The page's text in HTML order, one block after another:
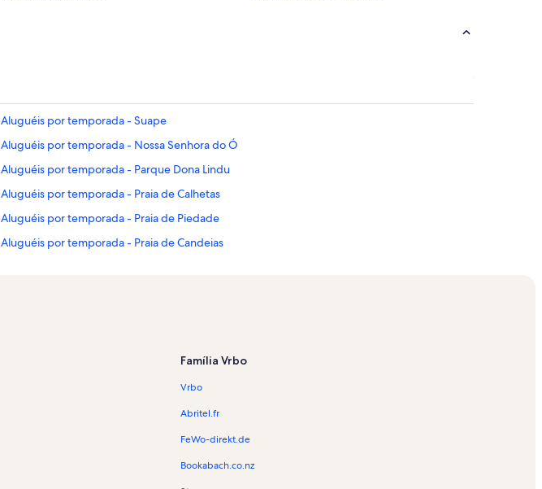
Aluguéis por temporada - Suape
Aluguéis por temporada - Nossa Senhora do Ó
Aluguéis por temporada - Parque Dona Lindu
Aluguéis por temporada - Praia de Calhetas
Aluguéis por temporada - Praia de Piedade
Aluguéis por temporada - Praia de Candeias
Aluguéis por temporada - Parque Santos Dumont
Aluguéis por temporada - Tamandaré
Aluguéis por temporada - Toquinho
Aluguéis por temporada - Projeto Hippocampus
Família Vrbo
Vrbo
Abritel.fr
FeWo-direkt.de
Bookabach.co.nz